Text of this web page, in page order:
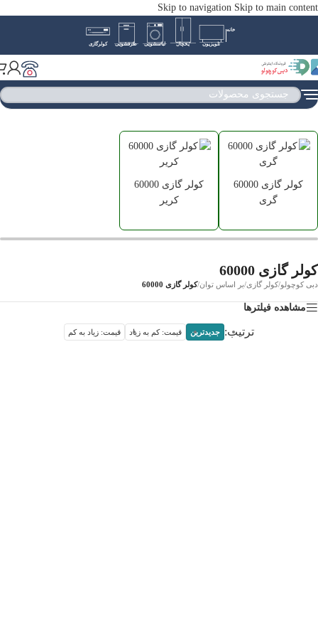
Skip to navigation Skip to main content
خانه
تلویزیون یخچال لباسشویی ظرفشویی کولرگازی
کولر گازی 60000
گری
کولر گازی 60000
کریر
کولر گازی 60000
دبی کوچولو/کولر گازی/بر اساس توان/کولر گازی 60000
مشاهده فیلترها
ترتیب: جدیدترین قیمت: کم به زیاد قیمت: زیاد به کم